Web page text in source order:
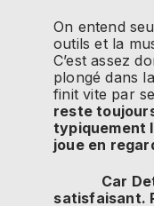
On entend
outils et la
C’est assez
plongé dans
finit vite par
reste
typiquement
joue en
Car
satisfaisant.